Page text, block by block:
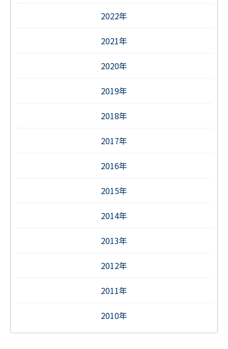
2022年
2021年
2020年
2019年
2018年
2017年
2016年
2015年
2014年
2013年
2012年
2011年
2010年